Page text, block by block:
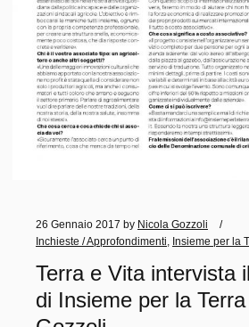
26 Gennaio 2017 by Nicola Gozzoli
Inchieste / Approfondimenti
Insieme per la
Terra e Vita intervista
di Insieme per la